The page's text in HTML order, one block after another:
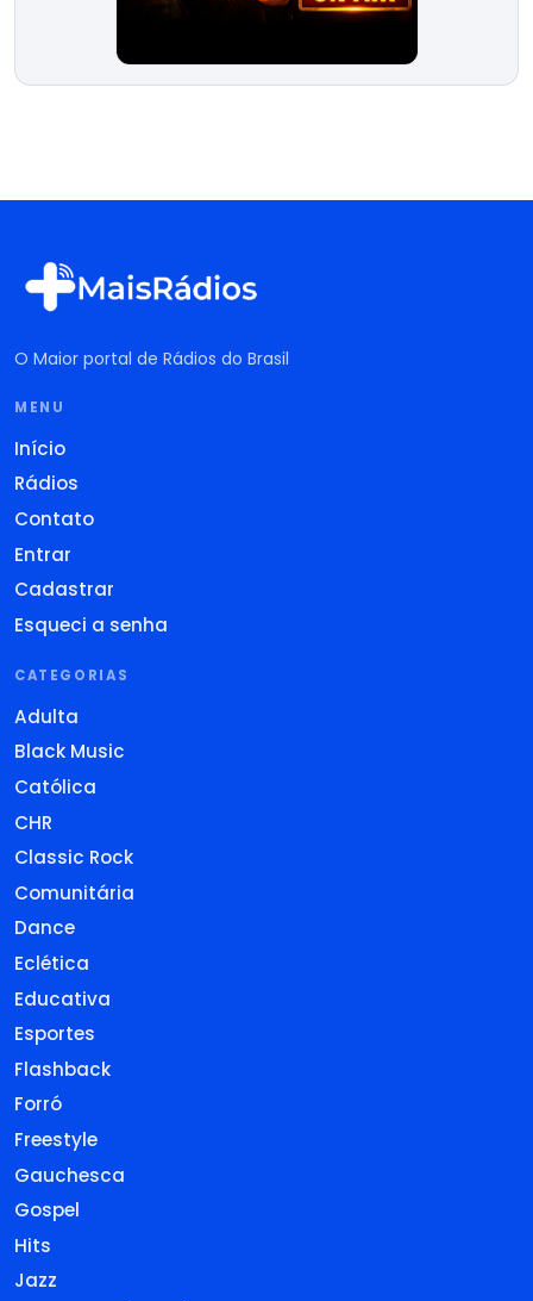
O Maior portal de Rádios do Brasil
MENU
Início
Rádios
Contato
Entrar
Cadastrar
Esqueci a senha
CATEGORIAS
Adulta
Black Music
Católica
CHR
Classic Rock
Comunitária
Dance
Eclética
Educativa
Esportes
Flashback
Forró
Freestyle
Gauchesca
Gospel
Hits
Jazz